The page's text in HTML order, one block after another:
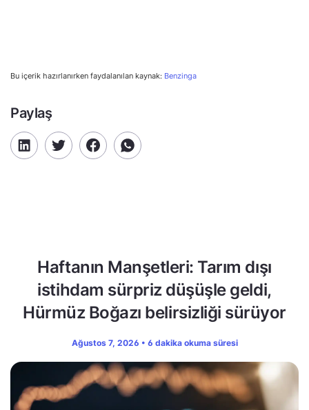
Bu içerik hazırlanırken faydalanılan kaynak: Benzinga
Paylaş
Haftanın Manşetleri: Tarım dışı
istihdam sürpriz düşüşle geldi,
Hürmüz Boğazı belirsizliği sürüyor
Ağustos 7, 2026 • 6 dakika okuma süresi